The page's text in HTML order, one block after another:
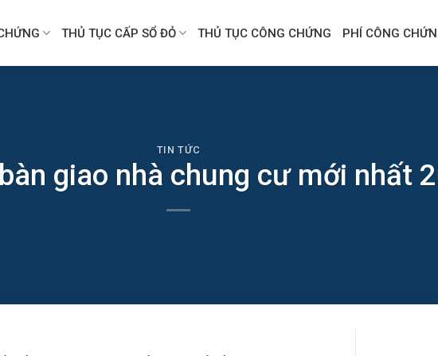
THỦ TỤC CẤP SỔ ĐỎ THỦ TỤC CÔNG CHỨNG PHÍ CÔNG
TIN TỨC
giao nhà chung cư mới nhất